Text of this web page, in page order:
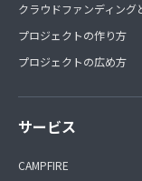
クラウドファンディング
プロジェクトの作り方
プロジェクトの広め方
サービス
CAMPFIRE